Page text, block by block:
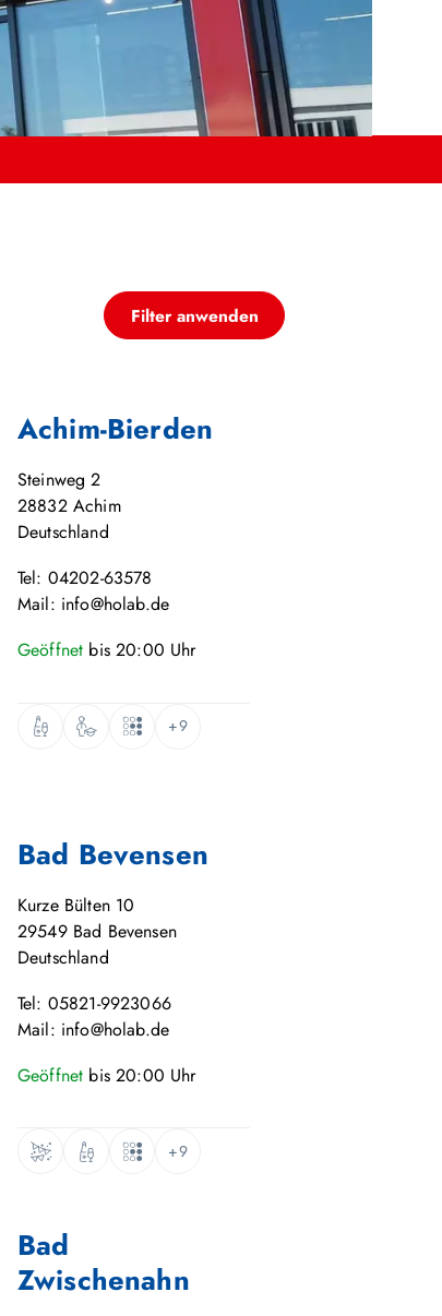
Filter anwenden
Achim-Bierden
Steinweg 2
28832 Achim
Deutschland
Tel: 04202-63578
Mail: info@holab.de
Geöffnet bis20:00 Uhr
+9
Bad Bevensen
Kurze Bülten 10
29549 Bad Bevensen
Deutschland
Tel: 05821-9923066
Mail: info@holab.de
Geöffnet bis20:00 Uhr
+9
Bad
Zwischenahn